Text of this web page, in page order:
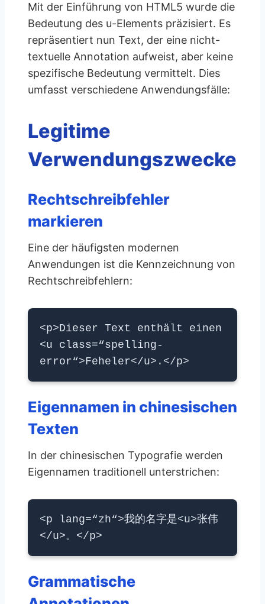
Mit der Einführung von HTML5 wurde die
Bedeutung des u-Elements präzisiert. Es
repräsentiert nun Text, der eine nicht-
textuelle Annotation aufweist, aber keine
spezifische Bedeutung vermittelt. Dies
umfasst verschiedene Anwendungsfälle:
Legitime
Verwendungszwecke
Rechtschreibfehler
markieren
Eine der häufigsten modernen
Anwendungen ist die Kennzeichnung von
Rechtschreibfehlern:
<p>Dieser Text enthält einen
<u class=“spelling-
error“>Feheler</u>.</p>
Eigennamen in chinesischen
Texten
In der chinesischen Typografie werden
Eigennamen traditionell unterstrichen:
<p lang=“zh“>我的名字是<u>张伟
</u>。</p>
Grammatische